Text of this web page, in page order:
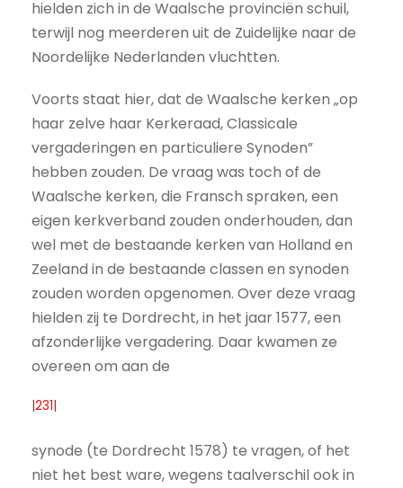
hielden zich in de Waalsche provinciën schuil,
terwijl nog meerderen uit de Zuidelijke naar de
Noordelijke Nederlanden vluchtten.
Voorts staat hier, dat de Waalsche kerken „op
haar zelve haar Kerkeraad, Classicale
vergaderingen en particuliere Synoden”
hebben zouden. De vraag was toch of de
Waalsche kerken, die Fransch spraken, een
eigen kerkverband zouden onderhouden, dan
wel met de bestaande kerken van Holland en
Zeeland in de bestaande classen en synoden
zouden worden opgenomen. Over deze vraag
hielden zij te Dordrecht, in het jaar 1577, een
afzonderlijke vergadering. Daar kwamen ze
overeen om aan de
|231|
synode (te Dordrecht 1578) te vragen, of het
niet het best ware, wegens taalverschil ook in